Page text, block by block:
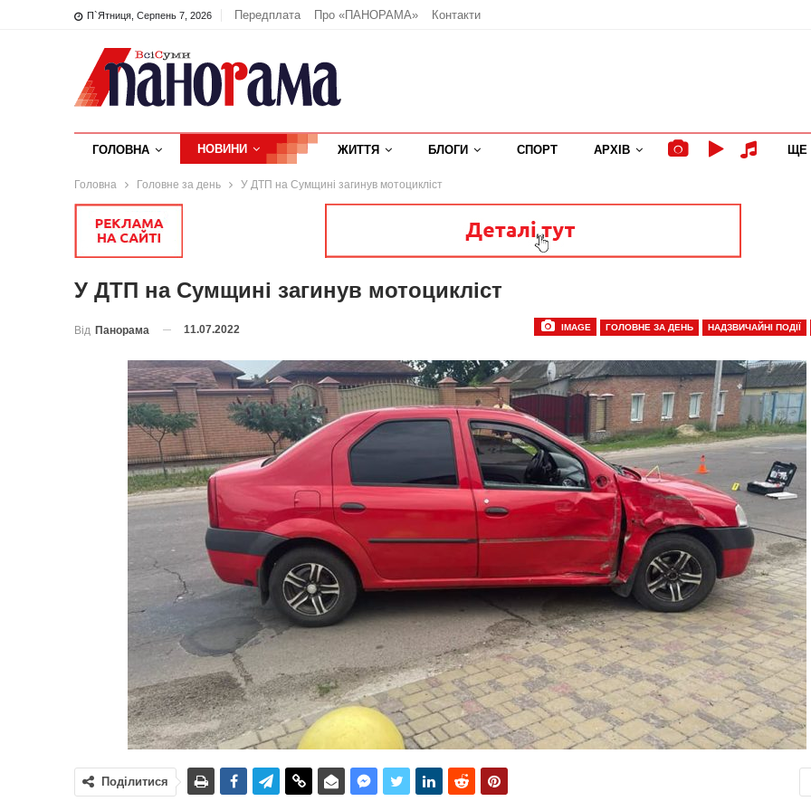
П`ятниця, Серпень 7, 2026 Передплата Про «ПАНОРАМА» Контакти
ГОЛОВНА НОВИНИ ЖИТТЯ БЛОГИ СПОРТ АРХІВ ЩЕ
Головна Головне за день У ДТП на Сумщині загинув мотоцикліст
У ДТП на Сумщині загинув мотоцикліст
IMAGE ГОЛОВНЕ ЗА ДЕНЬ НАДЗВИЧАЙНІ ПОДІЇ
Від Панорама 11.07.2022
Поділитися